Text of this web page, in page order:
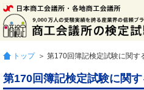
トップ ＞ 第170回簿記検定試験に関す
第170回簿記検定試験に関